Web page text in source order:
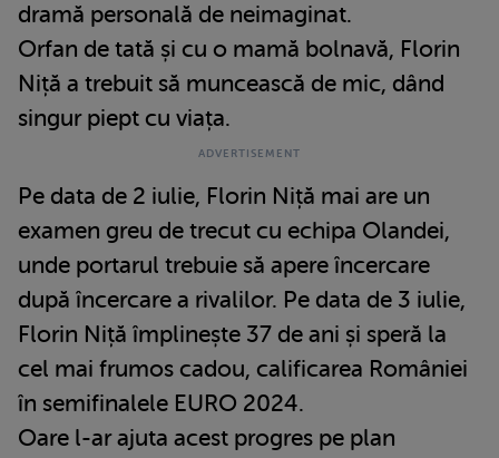
dramă personală de neimaginat.
Orfan de tată și cu o mamă bolnavă, Florin
Niță a trebuit să muncească de mic, dând
singur piept cu viața.
Pe data de 2 iulie, Florin Niță mai are un
examen greu de trecut cu echipa Olandei,
unde portarul trebuie să apere încercare
după încercare a rivalilor. Pe data de 3 iulie,
Florin Niță împlinește 37 de ani și speră la
cel mai frumos cadou, calificarea României
în semifinalele EURO 2024.
Oare l-ar ajuta acest progres pe plan